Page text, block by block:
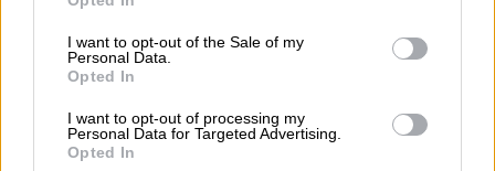
I want to opt-out of the Sale of my
Personal Data.
Opted In
I want to opt-out of processing my
Personal Data for Targeted Advertising.
Opted In
El Conflicto de Oriente Medio:
Un Nuevo Orden Autoritario
en Construcción
Por Álvaro Frutos Rosado y Gabinete